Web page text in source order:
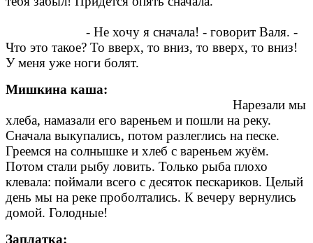
- Не хочу я сначала! - говорит Валя. -
Что это такое? То вверх, то вниз, то вверх, то вниз!
У меня уже ноги болят.
Мишкина каша:
Нарезали мы
хлеба, намазали его вареньем и пошли на реку.
Сначала выкупались, потом разлеглись на песке.
Греемся на солнышке и хлеб с вареньем жуём.
Потом стали рыбу ловить. Только рыба плохо
клевала: поймали всего с десяток пескариков. Целый
день мы на реке проболтались. К вечеру вернулись
домой. Голодные!
Заплатка: